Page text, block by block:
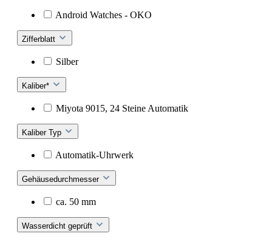
Android Watches - OKO
Zifferblatt
Silber
Kaliber*
Miyota 9015, 24 Steine Automatik
Kaliber Typ
Automatik-Uhrwerk
Gehäusedurchmesser
ca. 50 mm
Wasserdicht geprüft